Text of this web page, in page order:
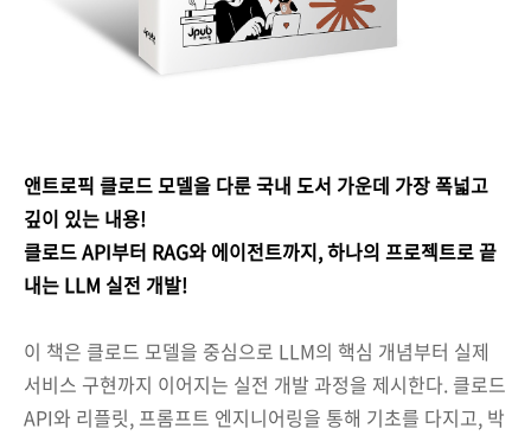
앤트로픽 클로드 모델을 다룬 국내 도서 가운데 가장 폭넓고
깊이 있는 내용!
클로드 API부터 RAG와 에이전트까지, 하나의 프로젝트로 끝
내는 LLM 실전 개발!
이 책은 클로드 모델을 중심으로 LLM의 핵심 개념부터 실제
서비스 구현까지 이어지는 실전 개발 과정을 제시한다. 클로드
API와 리플릿, 프롬프트 엔지니어링을 통해 기초를 다지고, 박